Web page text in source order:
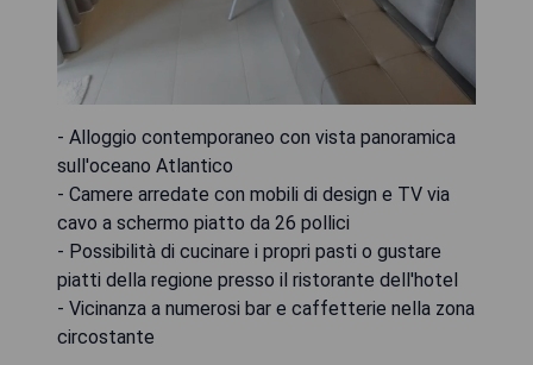
- Alloggio contemporaneo con vista panoramica
sull'oceano Atlantico
- Camere arredate con mobili di design e TV via
cavo a schermo piatto da 26 pollici
- Possibilità di cucinare i propri pasti o gustare
piatti della regione presso il ristorante dell'hotel
- Vicinanza a numerosi bar e caffetterie nella zona
circostante